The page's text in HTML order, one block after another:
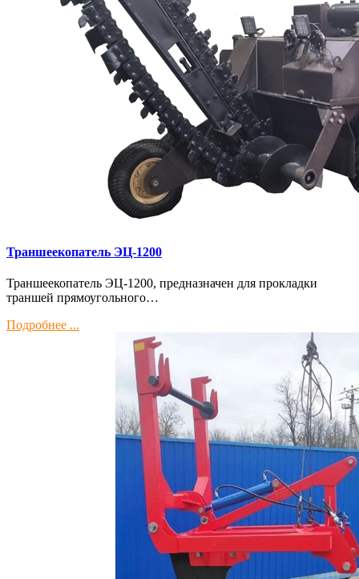
Траншеекопатель ЭЦ-1200
Траншеекопатель ЭЦ-1200, предназначен для прокладки
траншей прямоугольного…
Подробнее ...